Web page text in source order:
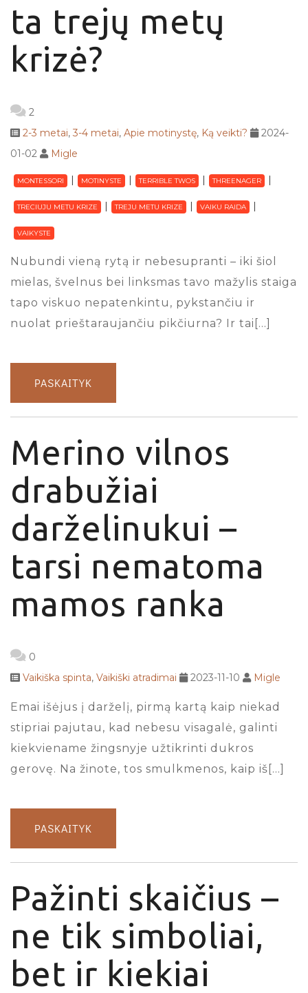
ta trejų metų
krizė?
2
2-3 metai, 3-4 metai, Apie motinystę, Ką veikti?
2024-
01-02
Migle
MONTESSORI MOTINYSTE TERRIBLE TWOS THREENAGER
TRECIUJU METU KRIZE TREJU METU KRIZE VAIKU RAIDA
VAIKYSTE
Nubundi vieną rytą ir nebesupranti – iki šiol
mielas, švelnus bei linksmas tavo mažylis staiga
tapo viskuo nepatenkintu, pykstančiu ir
nuolat prieštaraujančiu pikčiurna? Ir tai[…]
PASKAITYK
Merino vilnos
drabužiai
darželinukui –
tarsi nematoma
mamos ranka
0
Vaikiška spinta, Vaikiški atradimai 2023-11-10 Migle
Emai išėjus į darželį, pirmą kartą kaip niekad
stipriai pajutau, kad nebesu visagalė, galinti
kiekviename žingsnyje užtikrinti dukros
gerovę. Na žinote, tos smulkmenos, kaip iš[…]
PASKAITYK
Pažinti skaičius –
ne tik simboliai,
bet ir kiekiai